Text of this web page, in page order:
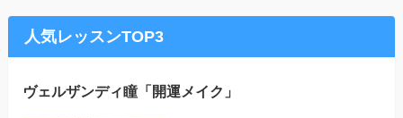
人気レッスンTOP3
ヴェルザンディ瞳「開運メイク」